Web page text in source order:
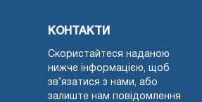
КОНТАКТИ
Скористайтеся наданою
нижче інформацією, щоб
зв’язатися з нами, або
залиште нам повідомлення